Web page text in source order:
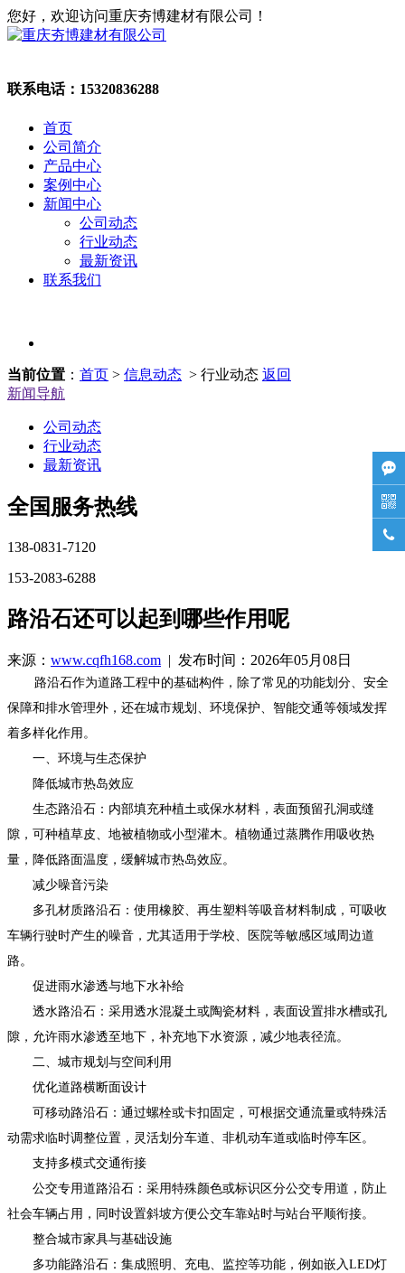
您好，欢迎访问重庆夯博建材有限公司！
联系电话： 15320836288
首页
公司简介
产品中心
案例中心
新闻中心
公司动态
行业动态
最新资讯
联系我们
当前位置 ： 首页 > 信息动态 > 行业动态 返回
新闻导航
公司动态
行业动态
最新资讯
全国服务热线
138-0831-7120
153-2083-6288
路沿石还可以起到哪些作用呢
来源： www.cqfh168.com | 发布时间：2026年05月08日
路沿石作为道路工程中的基础构件，除了常见的功能划分、安全
保障和排水管理外，还在城市规划、环境保护、智能交通等领域发挥
着多样化作用。
一、环境与生态保护
降低城市热岛效应
生态路沿石：内部填充种植土或保水材料，表面预留孔洞或缝
隙，可种植草皮、地被植物或小型灌木。植物通过蒸腾作用吸收热
量，降低路面温度，缓解城市热岛效应。
减少噪音污染
多孔材质路沿石：使用橡胶、再生塑料等吸音材料制成，可吸收
车辆行驶时产生的噪音，尤其适用于学校、医院等敏感区域周边道
路。
促进雨水渗透与地下水补给
透水路沿石：采用透水混凝土或陶瓷材料，表面设置排水槽或孔
隙，允许雨水渗透至地下，补充地下水资源，减少地表径流。
二、城市规划与空间利用
优化道路横断面设计
可移动路沿石：通过螺栓或卡扣固定，可根据交通流量或特殊活
动需求临时调整位置，灵活划分车道、非机动车道或临时停车区。
支持多模式交通衔接
公交专用道路沿石：采用特殊颜色或标识区分公交专用道，防止
社会车辆占用，同时设置斜坡方便公交车靠站时与站台平顺衔接。
整合城市家具与基础设施
多功能路沿石：集成照明、充电、监控等功能，例如嵌入LED灯


